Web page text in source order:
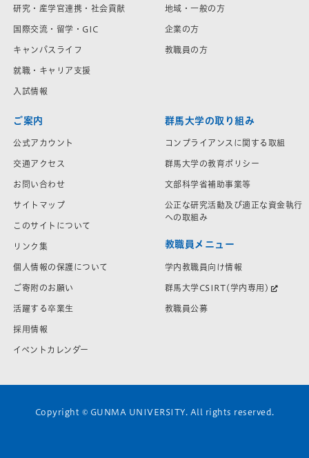
研究・産学官連携・社会貢献
国際交流・留学・GIC
キャンパスライフ
就職・キャリア支援
入試情報
地域・一般の方
企業の方
教職員の方
ご案内
公式アカウント
交通アクセス
お問い合わせ
サイトマップ
このサイトについて
リンク集
個人情報の保護について
ご寄附のお願い
活躍する卒業生
採用情報
イベントカレンダー
群馬大学の取り組み
コンプライアンスに関する取組
群馬大学の教育ポリシー
文部科学省補助事業等
公正な研究活動及び適正な資金執行
への取組み
教職員メニュー
学内教職員向け情報
群馬大学CSIRT(学内専用)
教職員公募
Copyright © GUNMA UNIVERSITY. All rights reserved.